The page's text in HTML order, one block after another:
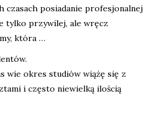
czasach posiadanie profesjonalnej
tylko przywilej, ale wręcz
która …
wie okres studiów wiążę się z
i często niewielką ilością